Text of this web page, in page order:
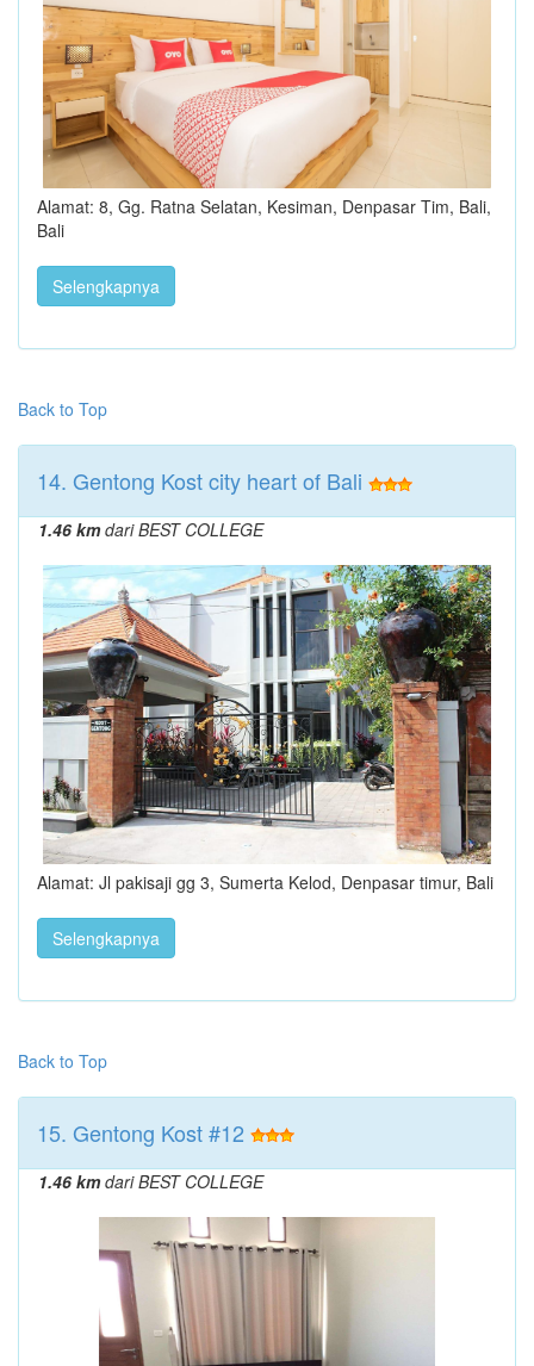
Alamat: 8, Gg. Ratna Selatan, Kesiman, Denpasar Tim, Bali,
Bali
Selengkapnya
Back to Top
14. Gentong Kost city heart of Bali
1.46 kmdari BEST COLLEGE
Alamat: Jl pakisaji gg 3, Sumerta Kelod, Denpasar timur, Bali
Selengkapnya
Back to Top
15. Gentong Kost #12
1.46 kmdari BEST COLLEGE